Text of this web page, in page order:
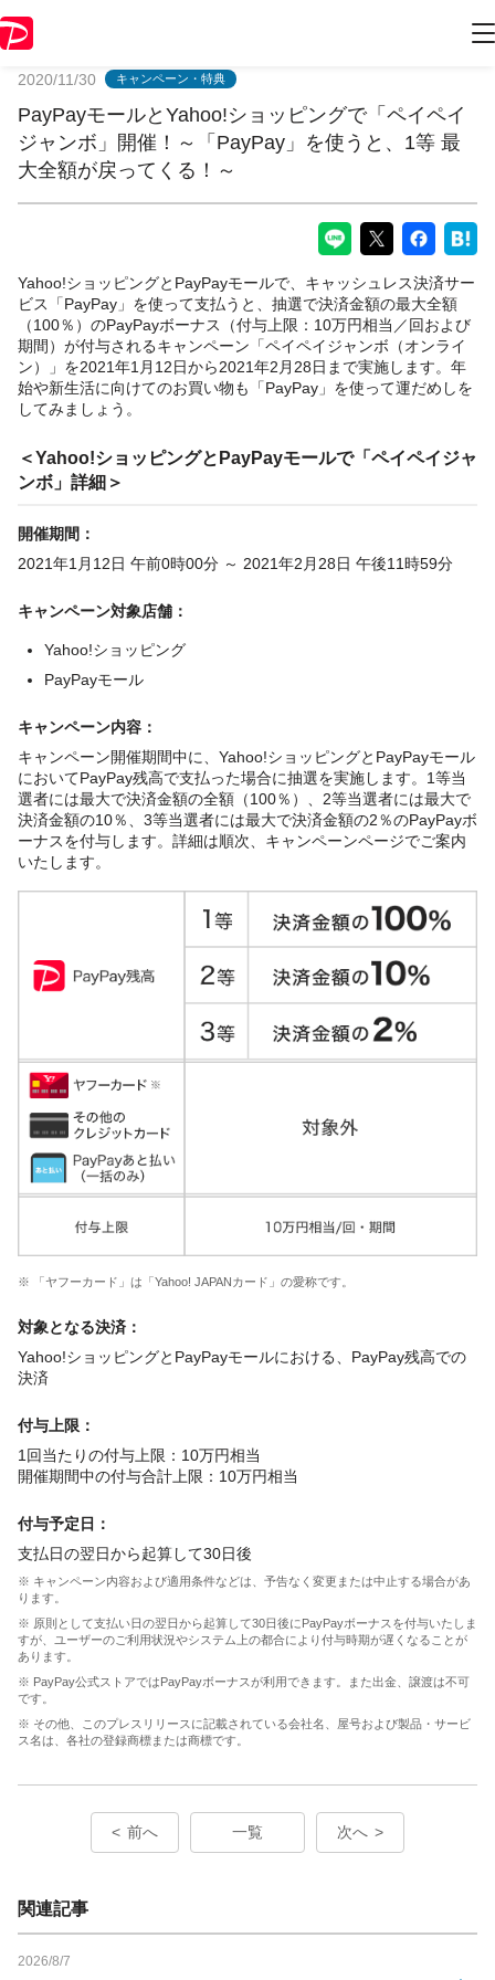
2020/11/30 キャンペーン・特典
PayPayモールとYahoo!ショッピングで「ペイペイ
ジャンボ」開催！～「PayPay」を使うと、1等 最
大全額が戻ってくる！～
Yahoo!ショッピングとPayPayモールで、キャッシュレス決済サー
ビス「PayPay」を使って支払うと、抽選で決済金額の最大全額
（100％）のPayPayボーナス（付与上限：10万円相当／回および
期間）が付与されるキャンペーン「ペイペイジャンボ（オンライ
ン）」を2021年1月12日から2021年2月28日まで実施します。年
始や新生活に向けてのお買い物も「PayPay」を使って運だめしを
してみましょう。
＜Yahoo!ショッピングとPayPayモールで「ペイペイジャ
ンボ」詳細＞
開催期間：
2021年1月12日 午前0時00分 ～ 2021年2月28日 午後11時59分
キャンペーン対象店舗：
Yahoo!ショッピング
PayPayモール
キャンペーン内容：
キャンペーン開催期間中に、Yahoo!ショッピングとPayPayモール
においてPayPay残高で支払った場合に抽選を実施します。1等当
選者には最大で決済金額の全額（100％）、2等当選者には最大で
決済金額の10％、3等当選者には最大で決済金額の2％のPayPayボ
ーナスを付与します。詳細は順次、キャンペーンページでご案内
いたします。
※ 「ヤフーカード」は「Yahoo! JAPANカード」の愛称です。
対象となる決済：
Yahoo!ショッピングとPayPayモールにおける、PayPay残高での
決済
付与上限：
1回当たりの付与上限：10万円相当
開催期間中の付与合計上限：10万円相当
付与予定日：
支払日の翌日から起算して30日後
※ キャンペーン内容および適用条件などは、予告なく変更または中止する場合があ
ります。
※ 原則として支払い日の翌日から起算して30日後にPayPayボーナスを付与いたしま
すが、ユーザーのご利用状況やシステム上の都合により付与時期が遅くなることが
あります。
※ PayPay公式ストアではPayPayボーナスが利用できます。また出金、譲渡は不可
です。
※ その他、このプレスリリースに記載されている会社名、屋号および製品・サービ
ス名は、各社の登録商標または商標です。
前へ 一覧 次へ
関連記事
2026/8/7